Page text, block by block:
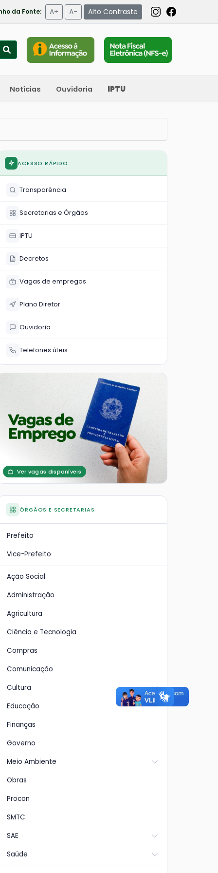
da Fonte: A+ A- Alto Contraste
Notícias Ouvidoria IPTU
ACESSO RÁPIDO
Transparência
Secretarias e Órgãos
IPTU
Decretos
Vagas de empregos
Plano Diretor
Ouvidoria
Telefones úteis
Ver vagas disponíveis
ÓRGÃOS E SECRETARIAS
Prefeito
Vice-Prefeito
Ação Social
Administração
Agricultura
Ciência e Tecnologia
Compras
Comunicação
Cultura
Educação
Finanças
Governo
Meio Ambiente
Obras
Procon
SMTC
SAE
Saúde